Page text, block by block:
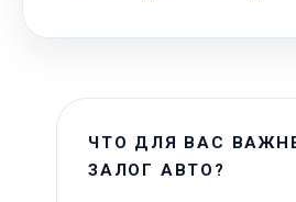
ЧТО ДЛЯ ВАС
ЗАЛОГ АВТО?